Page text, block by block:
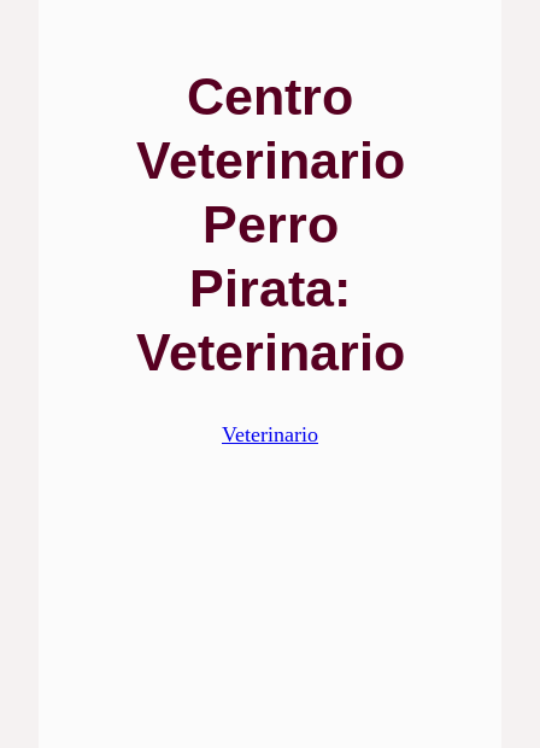
Centro
Veterinario
Perro
Pirata:
Veterinario
Veterinario